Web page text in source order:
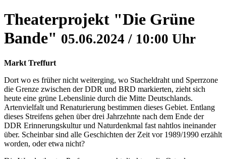
Theaterprojekt "Die Grüne
Bande" 05.06.2024 / 10:00 Uhr
Markt Treffurt
Dort wo es früher nicht weiterging, wo Stacheldraht und Sperrzone
die Grenze zwischen der DDR und BRD markierten, zieht sich
heute eine grüne Lebenslinie durch die Mitte Deutschlands.
Artenvielfalt und Renaturierung bestimmen dieses Gebiet. Entlang
dieses Streifens gehen über drei Jahrzehnte nach dem Ende der
DDR Erinnerungskultur und Naturdenkmal fast nahtlos ineinander
über. Scheinbar sind alle Geschichten der Zeit vor 1989/1990 erzählt
worden, oder etwa nicht?